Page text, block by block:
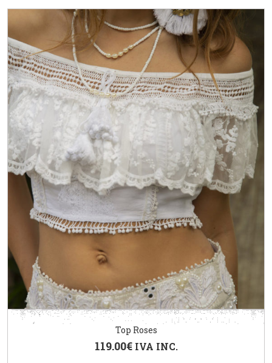
Top Roses
119.00€ IVA INC.